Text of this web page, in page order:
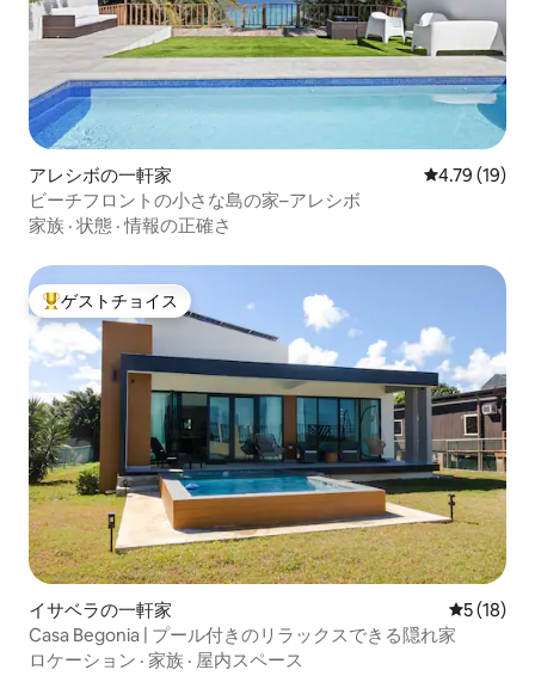
アレシボの一軒家 レビュー19
4.79 (19)
ビーチフロントの小さな島の家–アレシボ
家族 · 状態 ·情報の正確さ
大好評のゲストチョイスです。
ゲストチョイス
イサベラの一軒家 レビュー
5 (18)
Casa Begonia | プール付きのリラックスできる隠れ家
ロケーション · 家族 · 屋内スペース